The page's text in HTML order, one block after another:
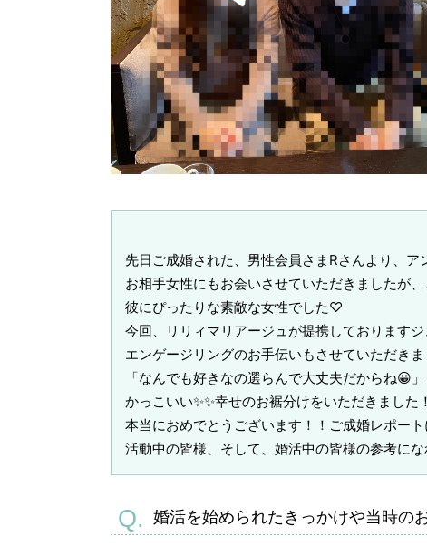
先日ご成婚された、男性会員さまRさんより、ア
お相手女性にもお会いさせていただきましたが
彼にぴったりな素敵な女性でした♡
今回、リリィマリアージュが提携しております
エンゲージリングのお手伝いもさせていただき
「なんでも好きなの選らんで大丈夫だからね😀」
かっこいい✨✨幸せのお裾分けをいただきました！
本当におめでとうございます！！ご成婚レポート
活動中の皆様、そして、婚活中の皆様の参考に
婚活を始められたきっかけや当時の